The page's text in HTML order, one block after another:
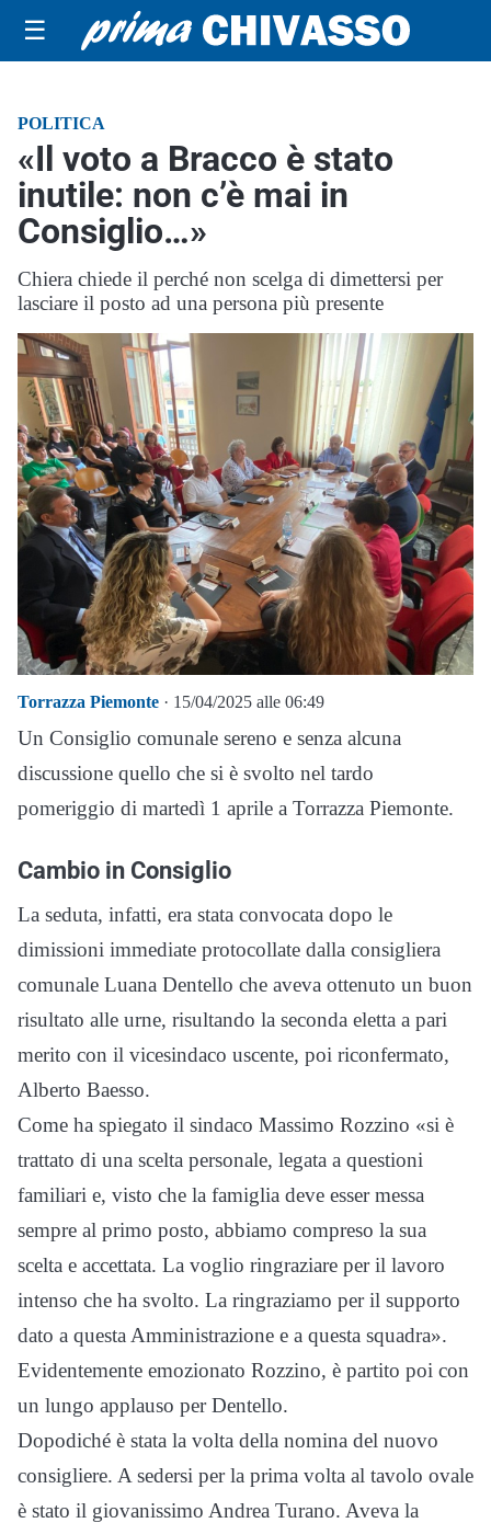
☰
POLITICA
«Il voto a Bracco è stato
inutile: non c’è mai in
Consiglio…»
Chiera chiede il perché non scelga di dimettersi per
lasciare il posto ad una persona più presente
Torrazza Piemonte · 15/04/2025 alle 06:49
Un Consiglio comunale sereno e senza alcuna
discussione quello che si è svolto nel tardo
pomeriggio di martedì 1 aprile a Torrazza Piemonte.
Cambio in Consiglio
La seduta, infatti, era stata convocata dopo le
dimissioni immediate protocollate dalla consigliera
comunale Luana Dentello che aveva ottenuto un buon
risultato alle urne, risultando la seconda eletta a pari
merito con il vicesindaco uscente, poi riconfermato,
Alberto Baesso.
Come ha spiegato il sindaco Massimo Rozzino «si è
trattato di una scelta personale, legata a questioni
familiari e, visto che la famiglia deve esser messa
sempre al primo posto, abbiamo compreso la sua
scelta e accettata. La voglio ringraziare per il lavoro
intenso che ha svolto. La ringraziamo per il supporto
dato a questa Amministrazione e a questa squadra».
Evidentemente emozionato Rozzino, è partito poi con
un lungo applauso per Dentello.
Dopodiché è stata la volta della nomina del nuovo
consigliere. A sedersi per la prima volta al tavolo ovale
è stato il giovanissimo Andrea Turano. Aveva la